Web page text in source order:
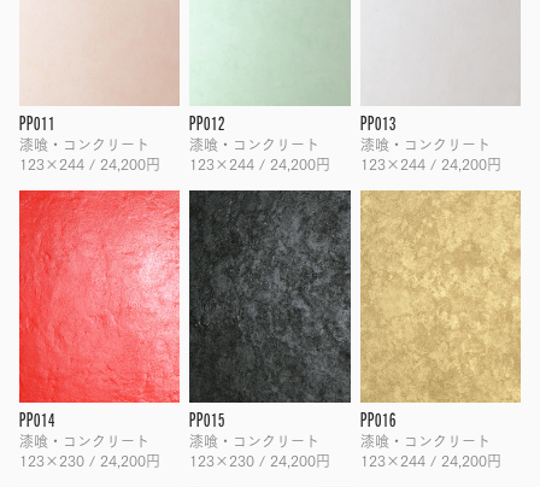
PP011
漆喰・コンクリート
123×244 / 24,200円
PP012
漆喰・コンクリート
123×244 / 24,200円
PP013
漆喰・コンクリート
123×244 / 24,200円
PP014
漆喰・コンクリート
123×230 / 24,200円
PP015
漆喰・コンクリート
123×230 / 24,200円
PP016
漆喰・コンクリート
123×244 / 24,200円